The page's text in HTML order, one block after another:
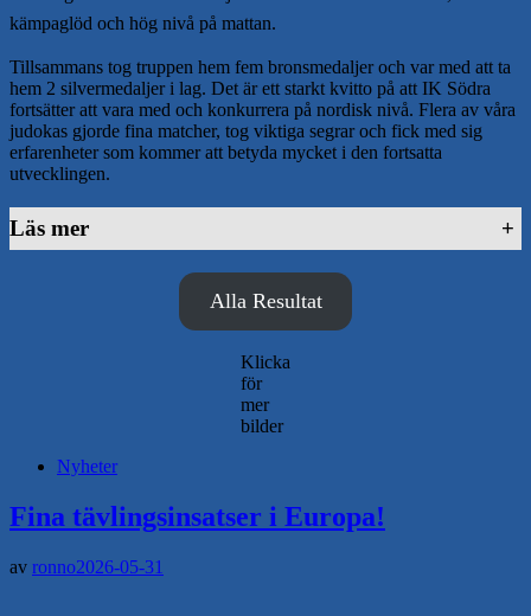
kämpaglöd och hög nivå på mattan.
Tillsammans tog truppen hem fem bronsmedaljer och var med att ta
hem 2 silvermedaljer i lag. Det är ett starkt kvitto på att IK Södra
fortsätter att vara med och konkurrera på nordisk nivå. Flera av våra
judokas gjorde fina matcher, tog viktiga segrar och fick med sig
erfarenheter som kommer att betyda mycket i den fortsatta
utvecklingen.
Läs mer +
Alla Resultat
Klicka
för
mer
bilder
Nyheter
Fina tävlingsinsatser i Europa!
av ronno2026-05-31